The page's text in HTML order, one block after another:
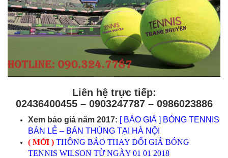
Liên hệ trực tiếp:
02436400455 – 0903247787– 0986023886
Xem báo giá năm 2017: [ BÁO GIÁ ] BÓNG TENNIS
BÁN LẺ – BÁN THÙNG TẠI HÀ NỘI
( MỚI ) THÔNG BÁO THAY ĐỔI GIÁ BÓNG
TENNIS WILSON TỪ NGÀY 01 01 2018